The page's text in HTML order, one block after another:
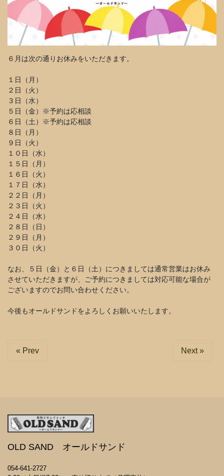
６月は次の通りお休みをいただきます。
１日（月）
２日（火）
３日（水）
５日（金）※予約は応相談
６日（土）※予約は応相談
８日（月）
９日（火）
１０日（水）
１５日（月）
１６日（火）
１７日（水）
２２日（月）
２３日（火）
２４日（水）
２８日（日）
２９日（月）
３０日（火）
なお、５日（金）と６日（土）につきましては通常営業はお休み
させていただきますが、ご予約につきましては対応可能な場合が
ございますのでお問い合わせください。
今後もオールドサンドをよろしくお願いいたします。
« Prev Next »
OLD SAND オールドサンド
054-641-2727